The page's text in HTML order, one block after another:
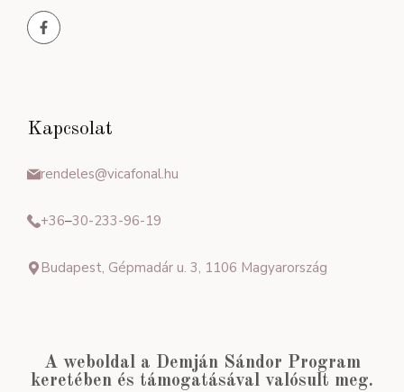
Kapcsolat
rendeles@vicafonal.hu
+36–30-233-96-19
Budapest, Gépmadár u. 3, 1106 Magyarország
A weboldal a Demján Sándor Program
keretében és támogatásával valósult meg.